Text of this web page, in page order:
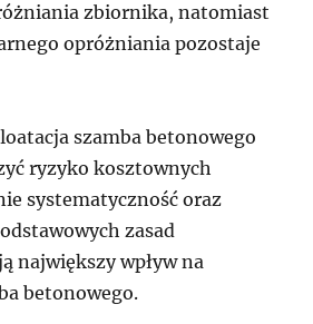
zbiornika, natomiast
opróżniania pozostaje
szamba betonowego
ryzyko kosztownych
systematyczność oraz
zasad
największy wpływ na
betonowego.